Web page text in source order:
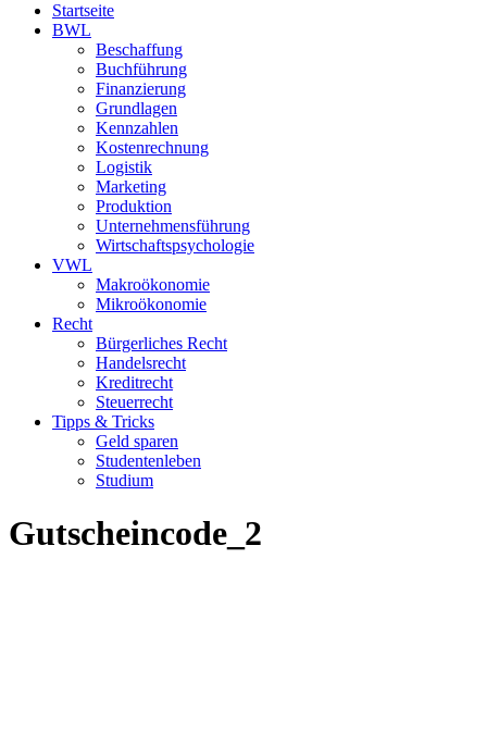
Startseite
BWL
Beschaffung
Buchführung
Finanzierung
Grundlagen
Kennzahlen
Kostenrechnung
Logistik
Marketing
Produktion
Unternehmensführung
Wirtschaftspsychologie
VWL
Makroökonomie
Mikroökonomie
Recht
Bürgerliches Recht
Handelsrecht
Kreditrecht
Steuerrecht
Tipps & Tricks
Geld sparen
Studentenleben
Studium
Gutscheincode_2